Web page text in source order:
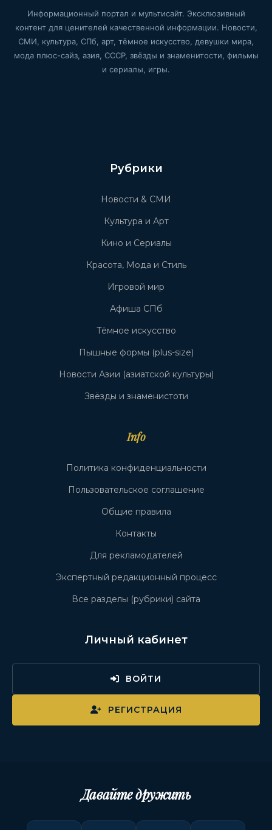
Информационный портал и мультисайт. Эксклюзивный
контент для ценителей качественной информации. Новости,
СМИ, культура, СПб, арт, тёмное искусство, девушки мира,
мода плюс-сайз, азия, СССР, звёзды и знаменитости, фильмы
и сериалы, игры.
Рубрики
Новости & СМИ
Культура и Арт
Кино и Сериалы
Красота, Мода и Стиль
Игровой мир
Афиша СПб
Тёмное искусство
Пышные формы (plus-size)
Новости Азии (азиатской культуры)
Звёзды и знаменистоти
Info
Политика конфиденциальности
Пользовательское соглашение
Общие правила
Контакты
Для рекламодателей
Экспертный редакционный процесс
Все разделы (рубрики) сайта
Личный кабинет
ВОЙТИ
РЕГИСТРАЦИЯ
Давайте дружить